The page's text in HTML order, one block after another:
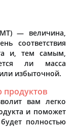
— величина,
соответствия
и, тем самым,
ли масса
избыточной.
продуктов
вам легко
и поможет
полностью